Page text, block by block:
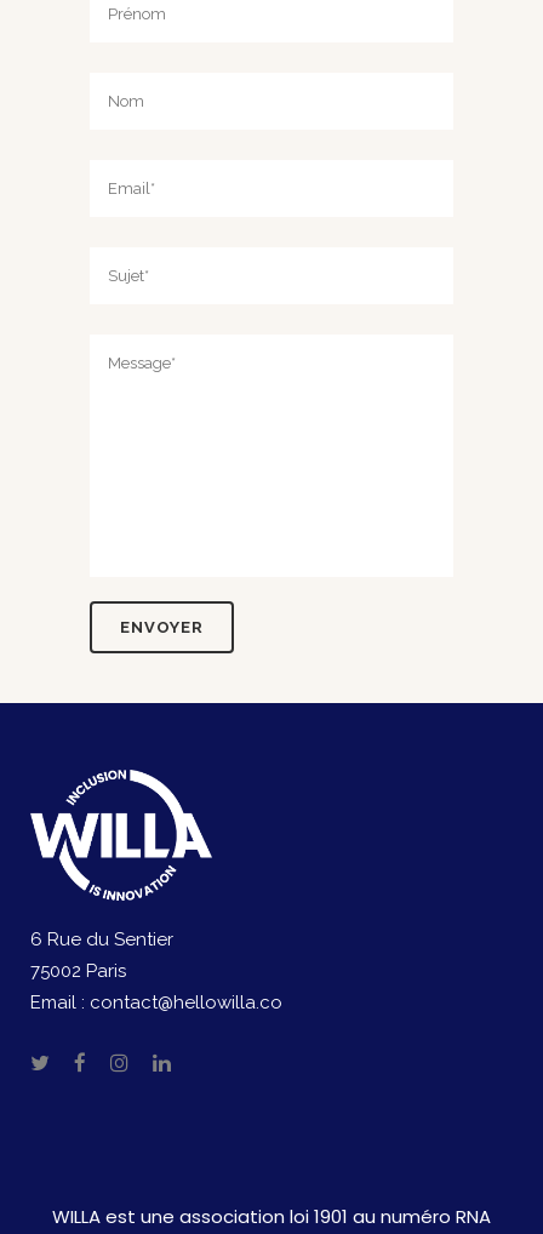
6 Rue du Sentier
75002 Paris
Email : contact@hellowilla.co
WILLA est une association loi 1901 au numéro RNA